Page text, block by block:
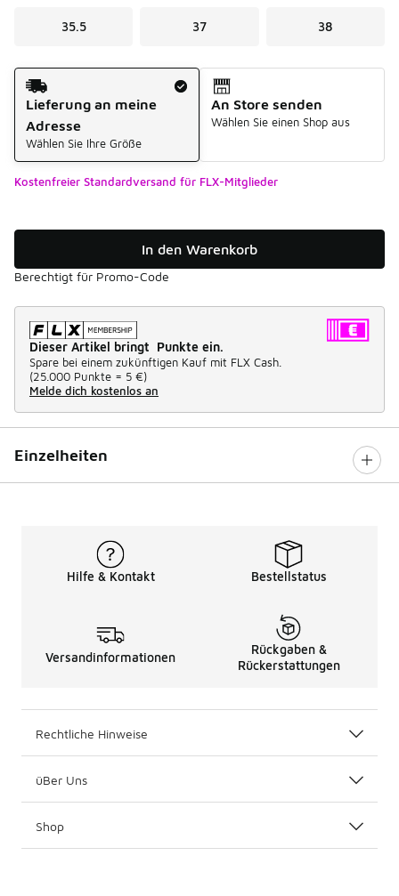
35.5 37 38
Versandart
Lieferung an meine
Adresse
Wählen Sie Ihre Größe
An Store senden
Wählen Sie einen Shop aus
Kostenfreier Standardversand für FLX-Mitglieder
In den Warenkorb
Berechtigt für Promo-Code
Dieser Artikel bringt Punkte ein.
Spare bei einem zukünftigen Kauf mit FLX Cash.
(25.000 Punkte = 5 €)
Melde dich kostenlos an
Einzelheiten
Hilfe & Kontakt Bestellstatus
Versandinformationen
Rückgaben &
Rückerstattungen
Rechtliche Hinweise
üBer Uns
Shop